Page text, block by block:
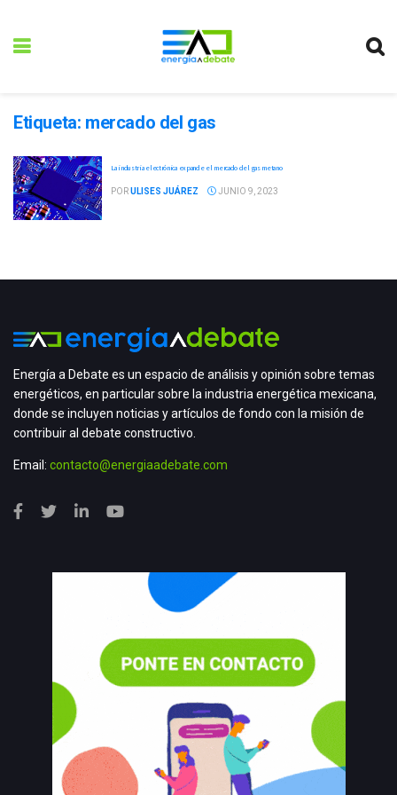
Etiqueta: mercado del gas
La industria electrónica expande el mercado del gas metano
PORULISES JUÁREZ JUNIO 9, 2023
Energía a Debate es un espacio de análisis y opinión sobre temas
energéticos, en particular sobre la industria energética mexicana,
donde se incluyen noticias y artículos de fondo con la misión de
contribuir al debate constructivo.
Email: contacto@energiaadebate.com